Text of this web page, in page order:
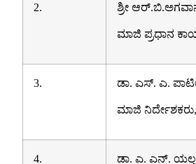
2. ಶ್ರೀ ಆರ್.ಬಿ.
ಮಾಜಿ ಪ್ರಧಾನ
3. ಡಾ. ಎಸ್. ಎ.
ಮಾಜಿ
4. ಡಾ. ಎ. ಎನ್.